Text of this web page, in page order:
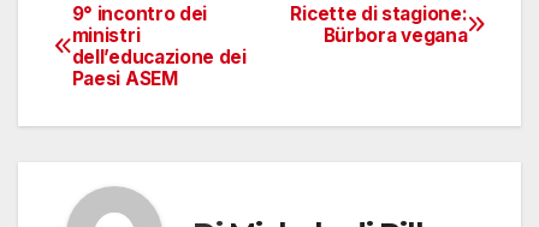
Navigazione
articoli
Ricette di stagione:
Bürbora vegana
9° incontro dei
ministri
dell’educazione dei
Paesi ASEM